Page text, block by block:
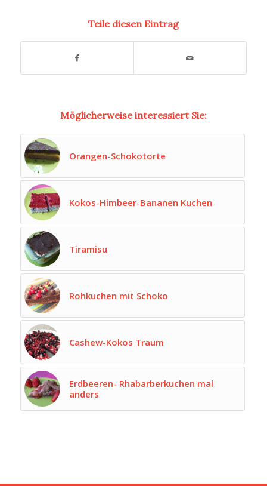
Teile diesen Eintrag
Möglicherweise interessiert Sie:
Orangen-Schokotorte
Kokos-Himbeer-Bananen Kuchen
Tiramisu
Rohkuchen mit Schoko
Cashew-Kokos Traum
Erdbeeren- Rhabarberkuchen mal
anders